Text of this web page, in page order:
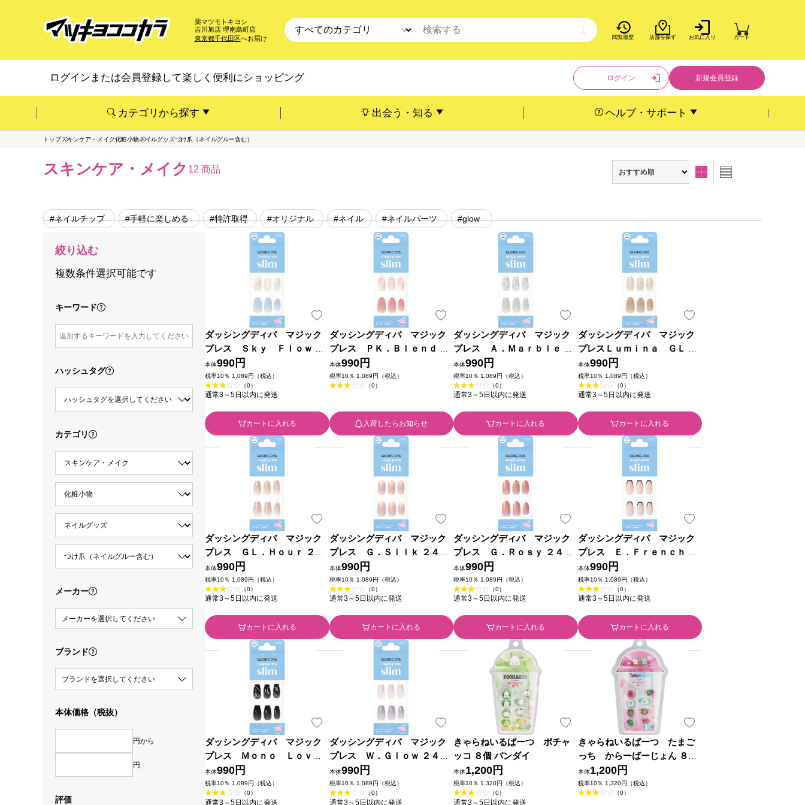
薬マツモトキヨシ
吉川旭店 堺南島町店
東京都千代田区へお届け 閲覧履歴 店舗を探す お気に入り カート
ログインまたは会員登録して楽しく便利にショッピング ログイン 新規会員登録
カテゴリから探す 出会う・知る ヘルプ・サポート
トップスキンケア・メイク化粧小物ネイルグッズつけ爪（ネイルグルー含む）
スキンケア・メイク 12 商品
#ネイルチップ #手軽に楽しめる #特許取得 #オリジナル #ネイル #ネイルパーツ #glow
絞り込む
複数条件選択可能です
キーワード
ハッシュタグ
カテゴリ
メーカー
メーカーを選択してください
ブランド
ブランドを選択してください
本体価格（税抜）
円から
円
評価
ダッシングディバ マジック
プレス Ｓｋｙ Ｆｌｏｗ ２
４枚 アイエスリンク
本体990円
税率10％ 1,089円（税込）
（0）
通常3～5日以内に発送
カートに入れる
ダッシングディバ マジック
プレス ＰＫ．Ｂｌｅｎｄ ２
４枚 アイエスリンク
本体990円
税率10％ 1,089円（税込）
（0）
入荷したらお知らせ
ダッシングディバ マジック
プレス Ａ．Ｍａｒｂｌｅ ２
４枚 アイエスリンク
本体990円
税率10％ 1,089円（税込）
（0）
通常3～5日以内に発送
カートに入れる
ダッシングディバ マジック
プレスＬｕｍｉｎａ ＧＬ ２
４枚 アイエスリンク
本体990円
税率10％ 1,089円（税込）
（0）
通常3～5日以内に発送
カートに入れる
ダッシングディバ マジック
プレス ＧＬ．Ｈｏｕｒ ２４
枚 アイエスリンク
本体990円
税率10％ 1,089円（税込）
（0）
通常3～5日以内に発送
カートに入れる
ダッシングディバ マジック
プレス Ｇ．Ｓｉｌｋ ２４枚
アイエスリンク
本体990円
税率10％ 1,089円（税込）
（0）
通常3～5日以内に発送
カートに入れる
ダッシングディバ マジック
プレス Ｇ．Ｒｏｓｙ ２４枚
アイエスリンク
本体990円
税率10％ 1,089円（税込）
（0）
通常3～5日以内に発送
カートに入れる
ダッシングディバ マジック
プレス Ｅ．Ｆｒｅｎｃｈ ２
４枚 アイエスリンク
本体990円
税率10％ 1,089円（税込）
（0）
通常3～5日以内に発送
カートに入れる
ダッシングディバ マジック
プレス Ｍｏｎｏ Ｌｏｖｅ
２４枚 アイエスリンク
本体990円
税率10％ 1,089円（税込）
（0）
通常3～5日以内に発送
ダッシングディバ マジック
プレス Ｗ．Ｇｌｏｗ ２４枚
アイエスリンク
本体990円
税率10％ 1,089円（税込）
（0）
通常3～5日以内に発送
きゃらねいるぱーつ ポチャ
ッコ ８個 バンダイ
本体1,200円
税率10％ 1,320円（税込）
（0）
通常3～5日以内に発送
きゃらねいるぱーつ たまご
っち からーばーじょん ８個
バンダイ
本体1,200円
税率10％ 1,320円（税込）
（0）